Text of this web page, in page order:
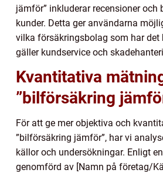
jämför” inkluderar recensioner och
kunder. Detta ger användarna
vilka försäkringsbolag som har det
gäller kundservice och
Kvantitativa
”bilförsäkring
För att ge mer objektiva och
”bilförsäkring jämför”, har vi
källor och undersökningar. Enligt
genomförd av [Namn på företag/